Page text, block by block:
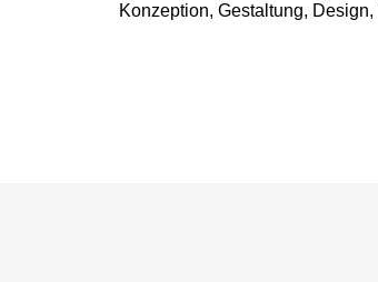
Konzeption, Gestaltung,